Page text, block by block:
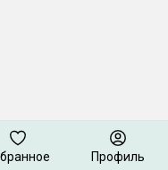
Профиль